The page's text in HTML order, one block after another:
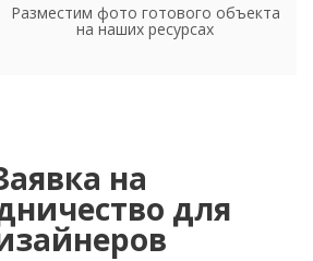
Разместим фото готового объекта
на наших ресурсах
на
для